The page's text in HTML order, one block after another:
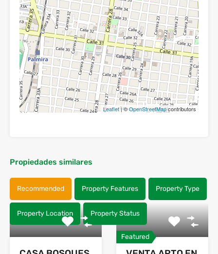
Leaflet| ©OpenStreetMapcontributors
Propiedades similares
Recommended Property Features Property Type
Property Location Property Status
Featured